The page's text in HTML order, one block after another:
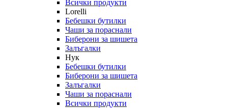
Всички продукти
Lorelli
Бебешки бутилки
Чаши за пораснали
Биберони за шишета
Залъгалки
Нук
Бебешки бутилки
Биберони за шишета
Залъгалки
Чаши за пораснали
Всички продукти